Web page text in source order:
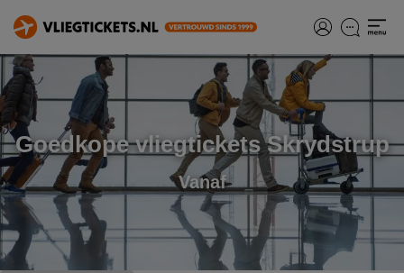
Goedkope vliegtickets Skrydstrup
Vanaf